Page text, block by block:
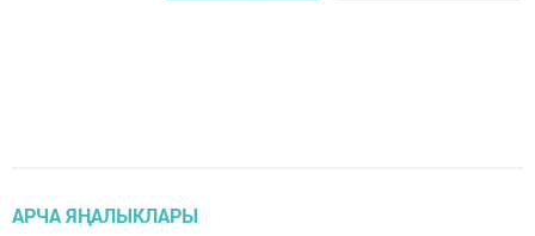
АРЧА ЯҢАЛЫКЛАРЫ